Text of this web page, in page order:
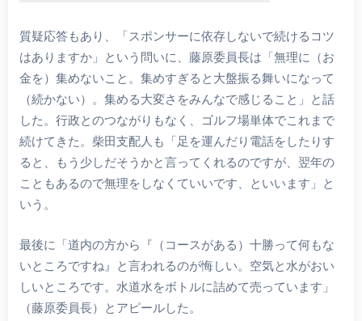
質疑応答もあり、「スポンサーに依存しないで続けるコツ
はありますか」という問いに、藤原委員長は「無理に（お
金を）集めないこと。集めすぎると大盤振る舞いになって
（続かない）。集める大変さをみんなで感じること」と話
した。行政とのつながりもなく、ゴルフ場単体でこれまで
続けてきた。柴田支配人も「足を運んだり電話をしたりす
ると、もう少しだそうかと言ってくれるのですが、翌年の
こともあるので無理をしなくていいです、といいます」と
いう。
最後に「道内の方から『（コースがある）十勝って何もな
いところですね』と言われるのが悔しい。空気と水がおい
しいところです。水道水をボトルに詰めて売っています」
（藤原委員長）とアピールした。